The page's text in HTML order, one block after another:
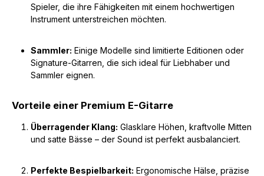
Spieler, die ihre Fähigkeiten mit einem hochwertigen
Instrument unterstreichen möchten.
Sammler: Einige Modelle sind limitierte Editionen oder
Signature-Gitarren, die sich ideal für Liebhaber und
Sammler eignen.
Vorteile einer Premium E-Gitarre
Überragender Klang: Glasklare Höhen, kraftvolle Mitten
und satte Bässe – der Sound ist perfekt ausbalanciert.
Perfekte Bespielbarkeit: Ergonomische Hälse, präzise